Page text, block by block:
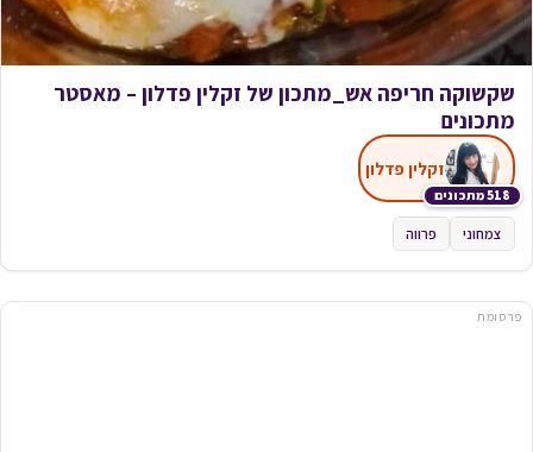
שקשוקה חריפה אש_מתכון של זקלין פדלון – מאסטר
מתכונים
518 מתכונים
זקלין פדלון
צמחוני פרווה
פרסומת